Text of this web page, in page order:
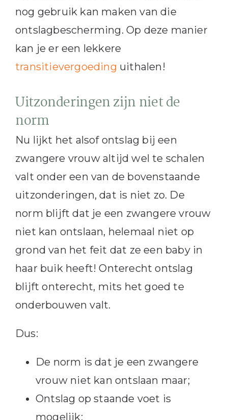
nog gebruik kan maken van die
ontslagbescherming. Op deze manier
kan je er een lekkere
transitievergoeding uithalen!
Uitzonderingen zijn niet de
norm
Nu lijkt het alsof ontslag bij een
zwangere vrouw altijd wel te schalen
valt onder een van de bovenstaande
uitzonderingen, dat is niet zo. De
norm blijft dat je een zwangere vrouw
niet kan ontslaan, helemaal niet op
grond van het feit dat ze een baby in
haar buik heeft! Onterecht ontslag
blijft onterecht, mits het goed te
onderbouwen valt.
Dus:
De norm is dat je een zwangere
vrouw niet kan ontslaan maar;
Ontslag op staande voet is
mogelijk;